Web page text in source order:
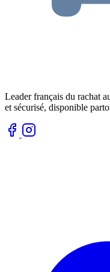
Leader français du rachat
et sécurisé, disponible